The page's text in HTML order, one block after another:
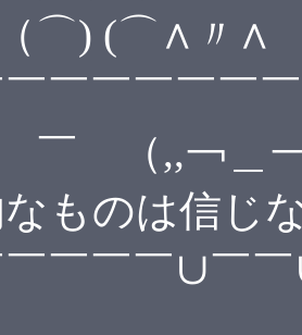
(⌒∧〃∧
￣￣￣￣￣
,,￢＿￢
なものは信
￣￣￣∪￣￣